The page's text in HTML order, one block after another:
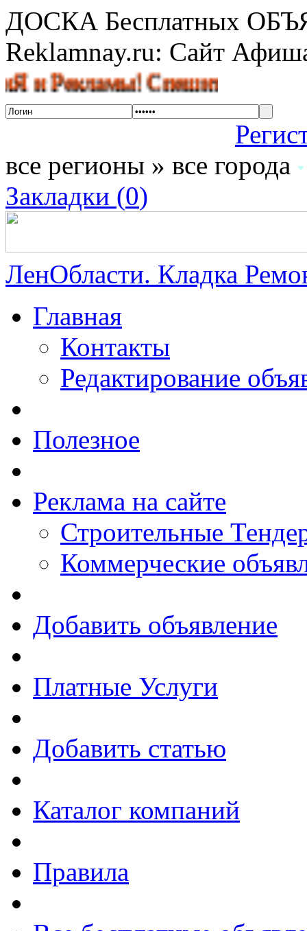
ДОСКА Бесплатных
Reklamnay.ru: Сайт
Спешите разместить
все регионы » все города
Закладки (0)
ЛенОбласти. Кладка
Главная
Контакты
Редактирование
Полезное
Реклама на сайте
Строительные
Коммерческие
Добавить объявление
Платные Услуги
Добавить статью
Каталог компаний
Правила